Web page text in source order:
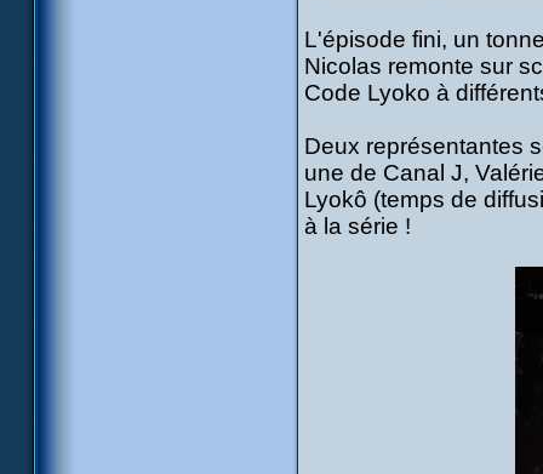
L'épisode fini, un
Nicolas remonte sur
Code Lyoko à
Deux représentantes
une de Canal J,
Lyokô (temps de
à la série !